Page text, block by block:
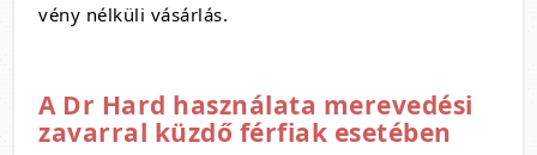
vény nélküli vásárlás.
A Dr Hard használata merevedési
zavarral küzdő férfiak esetében